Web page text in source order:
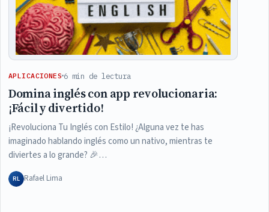
APLICACIONES 6 min de lectura
Domina inglés con app revolucionaria:
¡Fácil y divertido!
¡Revoluciona Tu Inglés con Estilo! ¿Alguna vez te has
imaginado hablando inglés como un nativo, mientras te
diviertes a lo grande? 🎉…
RL Rafael Lima